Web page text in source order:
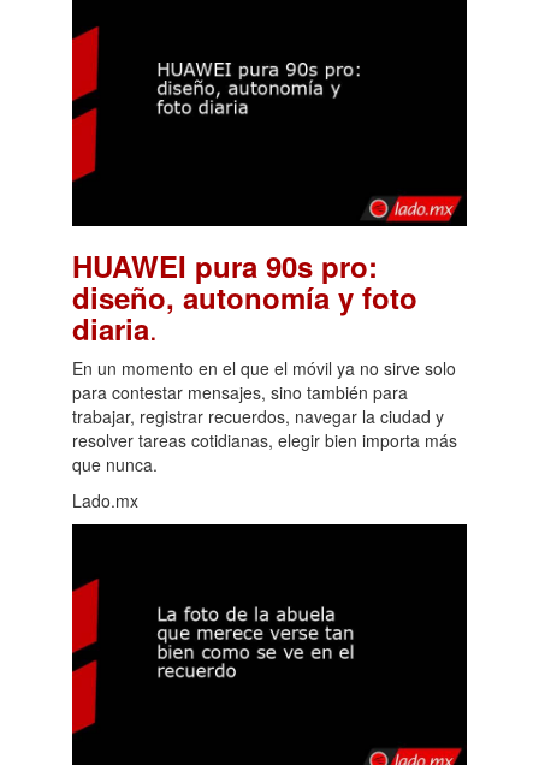
HUAWEI pura 90s pro:
diseño, autonomía y foto
diaria.
En un momento en el que el móvil ya no sirve solo
para contestar mensajes, sino también para
trabajar, registrar recuerdos, navegar la ciudad y
resolver tareas cotidianas, elegir bien importa más
que nunca.
Lado.mx